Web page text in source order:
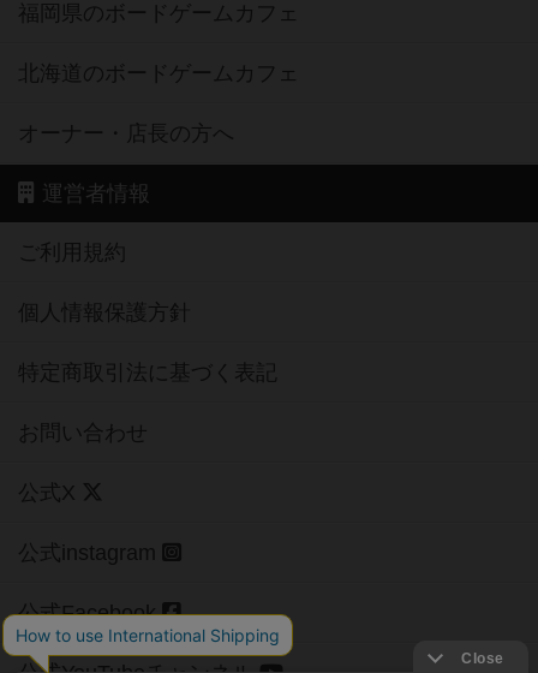
福岡県のボードゲームカフェ
北海道のボードゲームカフェ
オーナー・店長の方へ
運営者情報
ご利用規約
個人情報保護方針
特定商取引法に基づく表記
お問い合わせ
公式X
公式instagram
公式Facebook